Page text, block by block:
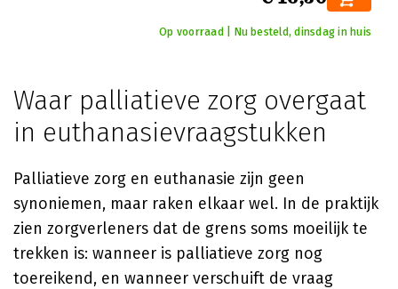
Op voorraad | Nu besteld, dinsdag in huis
Waar palliatieve zorg overgaat
in euthanasievraagstukken
Palliatieve zorg en euthanasie zijn geen
synoniemen, maar raken elkaar wel. In de praktijk
zien zorgverleners dat de grens soms moeilijk te
trekken is: wanneer is palliatieve zorg nog
toereikend, en wanneer verschuift de vraag